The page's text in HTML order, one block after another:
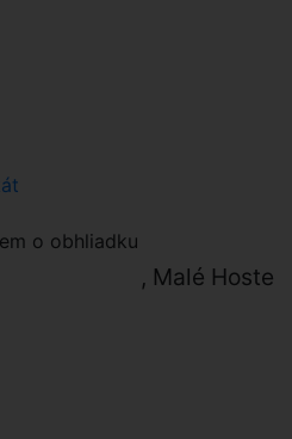
o obhliadku
, Malé Hoste